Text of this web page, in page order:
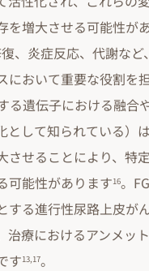
を増大させる可能性が
、炎症反応、代謝など
において重要な役割を
る遺伝子における融合
として知られている）
させることにより、特
可能性があります16。
する進行性尿路上皮が
治療におけるアンメッ
す13,17。